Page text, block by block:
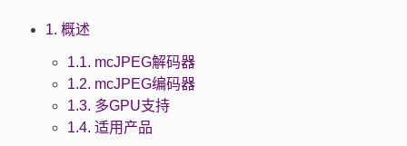
1. 概述
1.1. mcJPEG解码器
1.2. mcJPEG编码器
1.3. 多GPU支持
1.4. 适用产品